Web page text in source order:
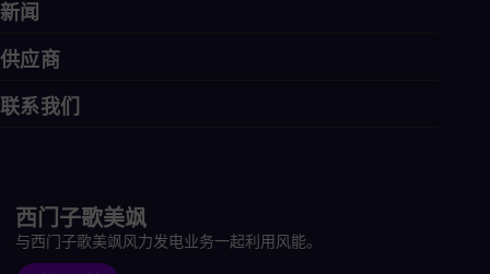
新闻
供应商
联系我们
西门子歌美飒
与西门子歌美飒风力发电业务一起利用风能。